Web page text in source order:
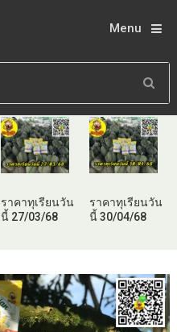
Menu
ราคาทุเรียนวัน
นี้ 27/03/68
ราคาทุเรียนวัน
นี้ 30/04/68